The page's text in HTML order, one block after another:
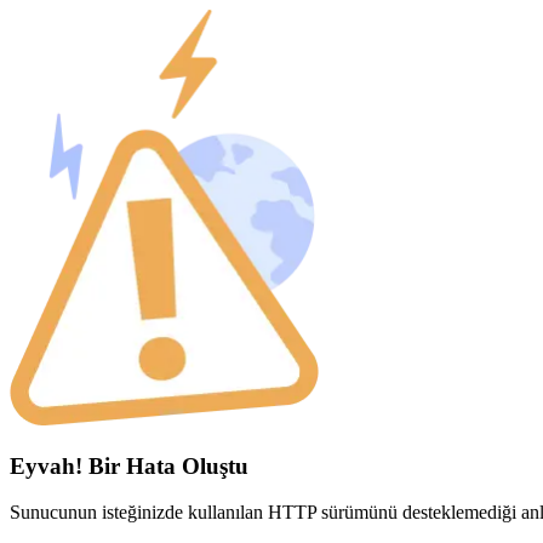
Eyvah! Bir Hata Oluştu
Sunucunun isteğinizde kullanılan HTTP sürümünü desteklemediği